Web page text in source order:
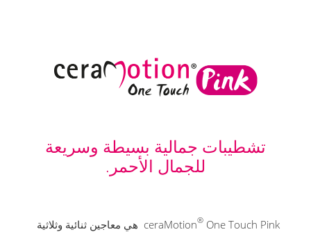
تشطيبات جمالية بسيطة وسريعة
للجمال الأحمر.
ceraMotion®
One Touch Pink هي معاجين ثنائية وثلاثية